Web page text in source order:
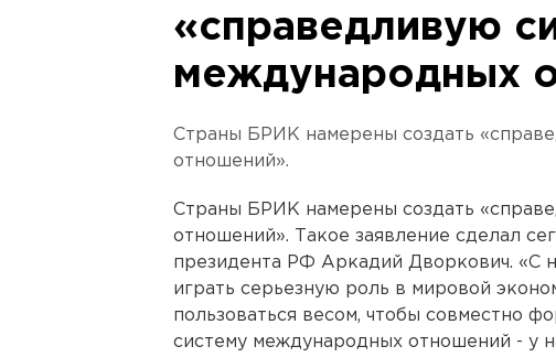
«справедливую
международных
Страны БРИК намерены создать
отношений».
Страны БРИК намерены создать
отношений». Такое заявление сделал
президента РФ Аркадий Дворкович. «С
играть серьезную роль в мировой
пользоваться весом, чтобы совместно
систему международных отношений - у